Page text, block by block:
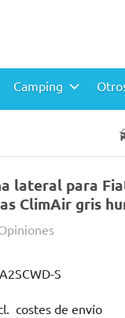
Camping
lateral para
ClimAir gris
S
costes de envío